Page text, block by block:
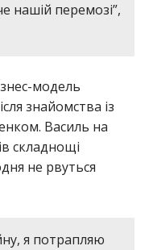
нашій перемозі”,
модель
знайомства із
Василь на
складнощі
не рвуться
я потрапляю